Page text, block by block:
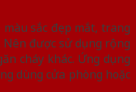
sắc đẹp mắt, trang
được sử dụng rộng
cháy khác. Ứng dụng
dùng cửa phòng hoặc